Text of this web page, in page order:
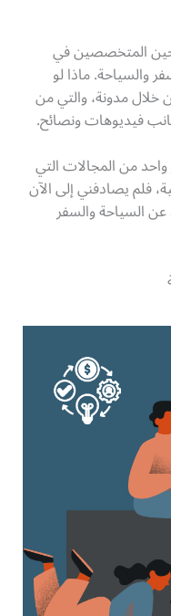
المتخصصين في
ماذا لو
مدونة، والتي من
فيديوهات ونصائح.
من المجالات التي
فلم يصادفني إلى الآن
السياحة والسفر